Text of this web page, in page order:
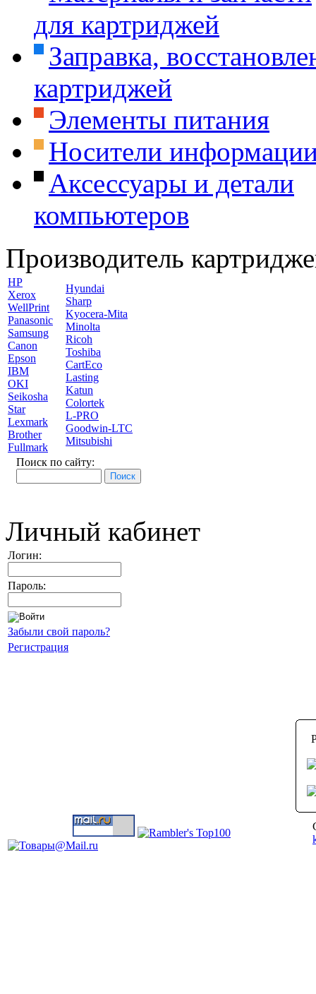
для картриджей
Заправка,
картриджей
Элементы питания
Носители
Аксессуары и детали
компьютеров
Производитель
HP
Xerox
WellPrint
Panasonic
Samsung
Canon
Epson
IBM
OKI
Seikosha
Star
Lexmark
Brother
Fullmark
Hyundai
Sharp
Kyocera-Mita
Minolta
Ricoh
Toshiba
CartEco
Lasting
Katun
Colortek
L-PRO
Goodwin-LTC
Mitsubishi
Поиск по сайту:
Личный кабинет
Логин:
Пароль:
Забыли свой пароль?
Регистрация